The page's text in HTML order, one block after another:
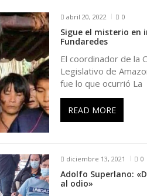
abril 20, 2022 0
Sigue el misterio en
Fundaredes
El coordinador de la
Legislativo de
fue lo que ocurrió La
READ MORE
diciembre 13, 2021 0
Adolfo Superlano:
al odio»